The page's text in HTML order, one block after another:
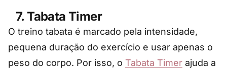
7. Tabata Timer
O treino tabata é marcado pela intensidade,
pequena duração do exercício e usar apenas o
peso do corpo. Por isso, o Tabata Timer ajuda a